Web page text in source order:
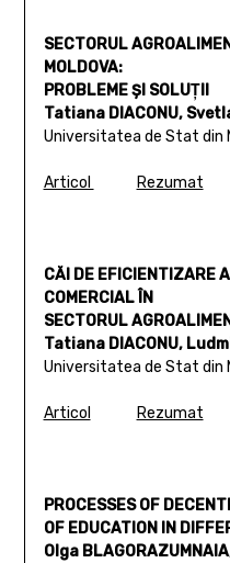
SECTORUL
MOLDOVA:
PROBLEME ŞI SOLUŢII
Tatiana DIACONU,
Universitatea de Stat din
Articol Rezumat
CĂI DE EFICIENTIZARE
COMERCIAL ÎN
SECTORUL
Tatiana DIACONU,
Universitatea de Stat din
Articol Rezumat
PROCESSES OF
OF EDUCATION IN
Olga